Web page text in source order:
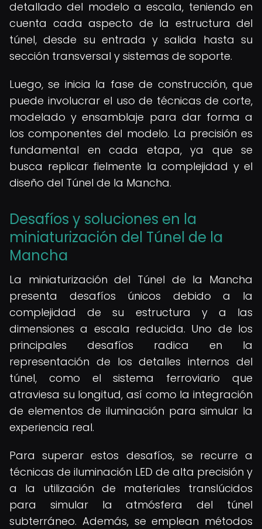
detallado del modelo a escala, teniendo en
cuenta cada aspecto de la estructura del
túnel, desde su entrada y salida hasta su
sección transversal y sistemas de soporte.
Luego, se inicia la fase de construcción, que
puede involucrar el uso de técnicas de corte,
modelado y ensamblaje para dar forma a
los componentes del modelo. La precisión es
fundamental en cada etapa, ya que se
busca replicar fielmente la complejidad y el
diseño del Túnel de la Mancha.
Desafíos y soluciones en la
miniaturización del Túnel de la
Mancha
La miniaturización del Túnel de la Mancha
presenta desafíos únicos debido a la
complejidad de su estructura y a las
dimensiones a escala reducida. Uno de los
principales desafíos radica en la
representación de los detalles internos del
túnel, como el sistema ferroviario que
atraviesa su longitud, así como la integración
de elementos de iluminación para simular la
experiencia real.
Para superar estos desafíos, se recurre a
técnicas de iluminación LED de alta precisión y
a la utilización de materiales translúcidos
para simular la atmósfera del túnel
subterráneo. Además, se emplean métodos